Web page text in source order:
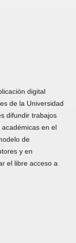
digital
de la Universidad
difundir trabajos
en el
de
y en
el libre acceso a